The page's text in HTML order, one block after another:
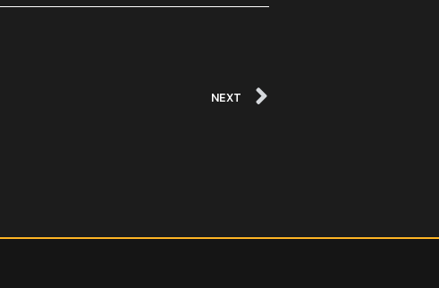
NEXT